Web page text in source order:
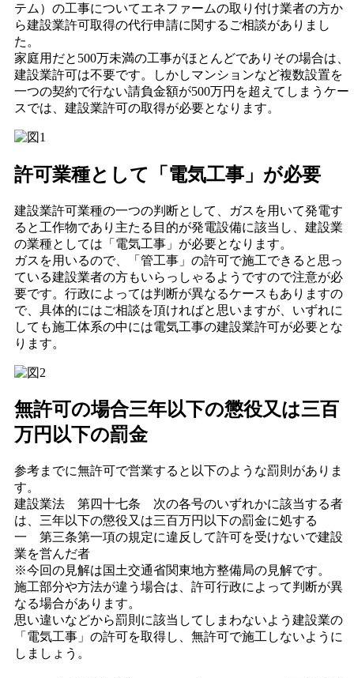
テム）の工事についてエネファームの取り付け業者の方か
ら建設業許可取得の代行申請に関するご相談がありまし
た。
家庭用だと500万未満の工事がほとんどでありその場合は、
建設業許可は不要です。しかしマンションなど複数設置を
一つの契約で行ない請負金額が500万円を超えてしまうケー
スでは、建設業許可の取得が必要となります。
許可業種として「電気工事」が必要
建設業許可業種の一つの判断として、ガスを用いて発電す
ると工作物であり主たる目的が発電設備に該当し、建設業
の業種としては「電気工事」が必要となります。
ガスを用いるので、「管工事」の許可で施工できると思っ
ている建設業者の方もいらっしゃるようですので注意が必
要です。行政によっては判断が異なるケースもありますの
で、具体的にはご相談を頂ければと思いますが、いずれに
しても施工体系の中には電気工事の建設業許可が必要とな
ります。
無許可の場合三年以下の懲役又は三百
万円以下の罰金
参考までに無許可で営業すると以下のような罰則がありま
す。
建設業法 第四十七条 次の各号のいずれかに該当する者
は、三年以下の懲役又は三百万円以下の罰金に処する
一 第三条第一項の規定に違反して許可を受けないで建設
業を営んだ者
※今回の見解は国土交通省関東地方整備局の見解です。
施工部分や方法が違う場合は、許可行政によって判断が異
なる場合があります。
思い違いなどから罰則に該当してしまわないよう建設業の
「電気工事」の許可を取得し、無許可で施工しないように
しましょう。